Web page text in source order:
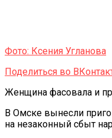
Фото: Ксения Угланова
Поделиться во
Женщина фасовала и
В Омске вынесли
на незаконный сбыт